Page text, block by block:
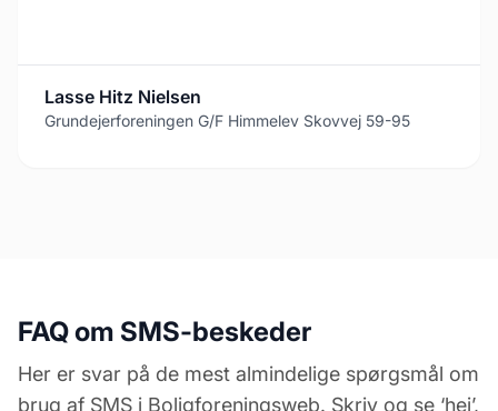
Lasse Hitz Nielsen
Grundejerforeningen G/F Himmelev Skovvej 59-95
FAQ om SMS-beskeder
Her er svar på de mest almindelige spørgsmål om
brug af SMS i Boligforeningsweb. Skriv og se ‘hej’,